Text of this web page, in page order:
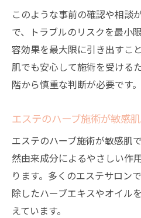
このような事前の確認や相談
で、トラブルのリスクを最小
容効果を最大限に引き出すこ
肌でも安心して施術を受ける
階から慎重な判断が必要です。
エステのハーブ施術が敏感
エステのハーブ施術が敏感肌
然由来成分によるやさしい作
ります。多くのエステサロン
除したハーブエキスやオイル
えています。